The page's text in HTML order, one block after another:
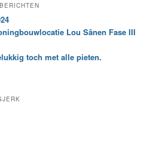
Lou Sânen Fase III
toch met alle pieten.